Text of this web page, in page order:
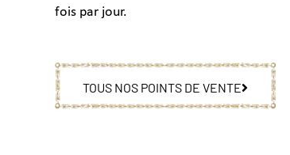
fois par jour.
TOUS NOS POINTS DE VENTE